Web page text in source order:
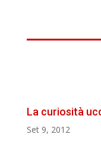
La curiosità
Set 9, 2012